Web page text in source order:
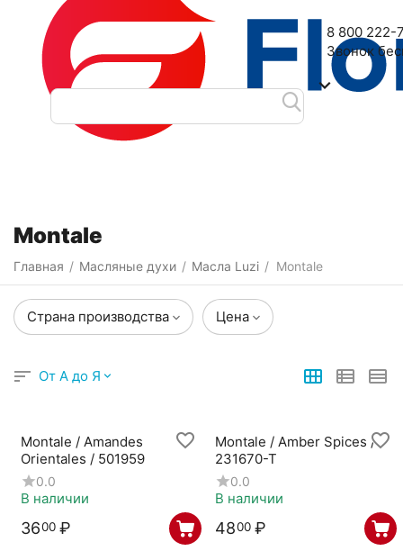
Наш адрес: 2-я Дубровская улица, 6
8 800 222-
Звонок
Montale
Главная / Масляные духи / Масла Luzi / Montale
Страна производства Цена
От А до Я
Montale / Amandes
Orientales / 501959
0.0
В наличии
3600 ₽
Montale / Amber Spices /
231670-T
0.0
В наличии
4800 ₽